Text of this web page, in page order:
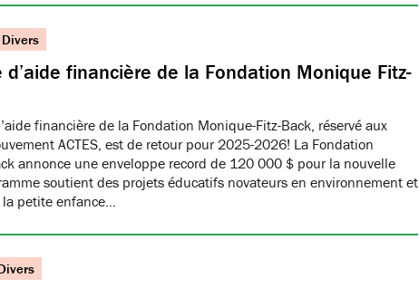
Divers
d’aide financière de la Fondation Monique Fitz-
financière de la Fondation Monique-Fitz-Back, réservé aux
ACTES, est de retour pour 2025-2026! La Fondation
annonce une enveloppe record de 120 000 $ pour la nouvelle
soutient des projets éducatifs novateurs en environnement et
petite enfance…